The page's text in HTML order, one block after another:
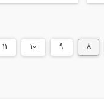
8
9
10
11